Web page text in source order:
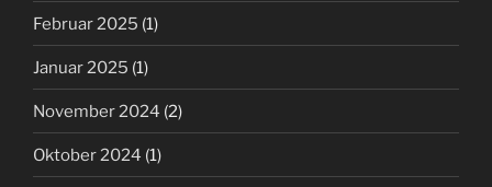
Februar 2025 (1)
Januar 2025 (1)
November 2024 (2)
Oktober 2024 (1)